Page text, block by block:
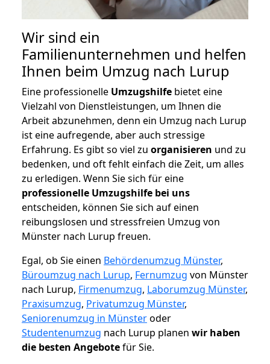
Wir sind ein
Familienunternehmen und helfen
Ihnen beim Umzug nach Lurup
Eine professionelle Umzugshilfe bietet eine
Vielzahl von Dienstleistungen, um Ihnen die
Arbeit abzunehmen, denn ein Umzug nach Lurup
ist eine aufregende, aber auch stressige
Erfahrung. Es gibt so viel zu organisieren und zu
bedenken, und oft fehlt einfach die Zeit, um alles
zu erledigen. Wenn Sie sich für eine
professionelle Umzugshilfe bei uns
entscheiden, können Sie sich auf einen
reibungslosen und stressfreien Umzug von
Münster nach Lurup freuen.
Egal, ob Sie einen Behördenumzug Münster,
Büroumzug nach Lurup, Fernumzug von Münster
nach Lurup, Firmenumzug, Laborumzug Münster,
Praxisumzug, Privatumzug Münster,
Seniorenumzug in Münsteroder
Studentenumzug nach Lurup planen wir haben
die besten Angebotefür Sie.